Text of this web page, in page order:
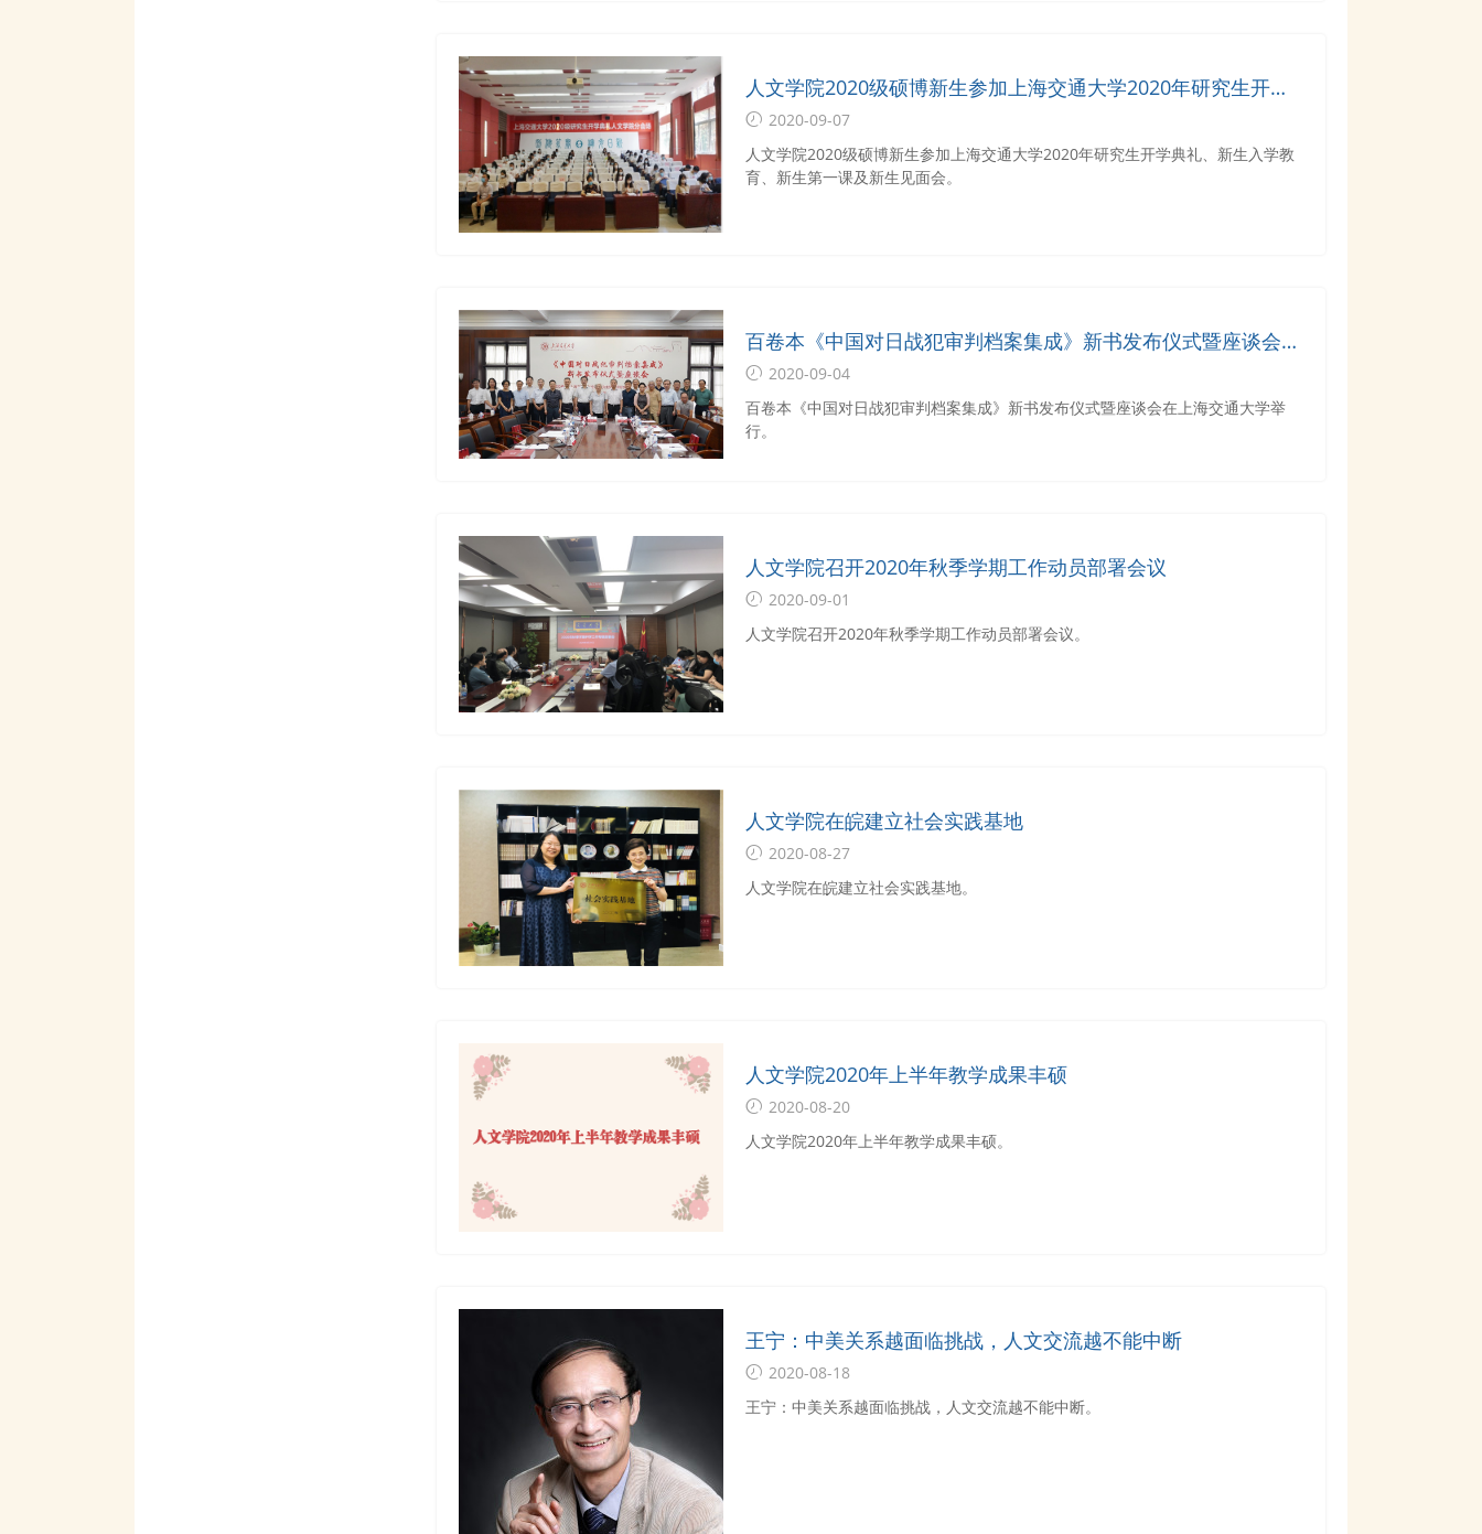
人文学院2020级硕博新生参加上海交通大学2020年研究生开学
典礼、新生入学教育、新生第一课及新生见面会
2020-09-07
人文学院2020级硕博新生参加上海交通大学2020年研究生开学典礼、新生入学教
育、新生第一课及新生见面会。
百卷本《中国对日战犯审判档案集成》新书发布仪式暨座谈会在
上海交通大学举行
2020-09-04
百卷本《中国对日战犯审判档案集成》新书发布仪式暨座谈会在上海交通大学举
行。
人文学院召开2020年秋季学期工作动员部署会议
2020-09-01
人文学院召开2020年秋季学期工作动员部署会议。
人文学院在皖建立社会实践基地
2020-08-27
人文学院在皖建立社会实践基地。
人文学院2020年上半年教学成果丰硕
2020-08-20
人文学院2020年上半年教学成果丰硕。
王宁：中美关系越面临挑战，人文交流越不能中断
2020-08-18
王宁：中美关系越面临挑战，人文交流越不能中断。